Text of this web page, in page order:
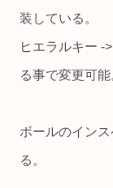
装している。
ヒエラルキー -
る事で変更可能
ボールのイン
る。